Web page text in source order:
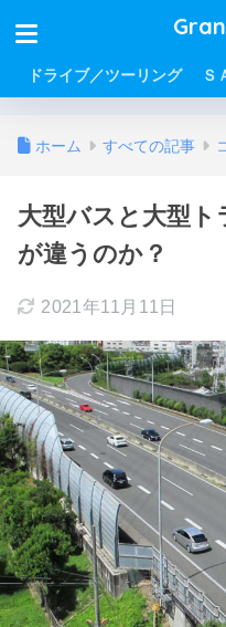
ドライブ／ツーリング Ｓ
ホーム すべての記事
大型バスと大型
が違うのか？
2021年11月11日